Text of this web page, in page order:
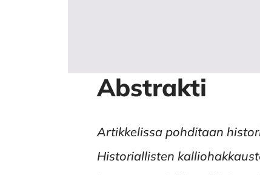
Abstrakti
Artikkelissa pohditaan
Historiallisten